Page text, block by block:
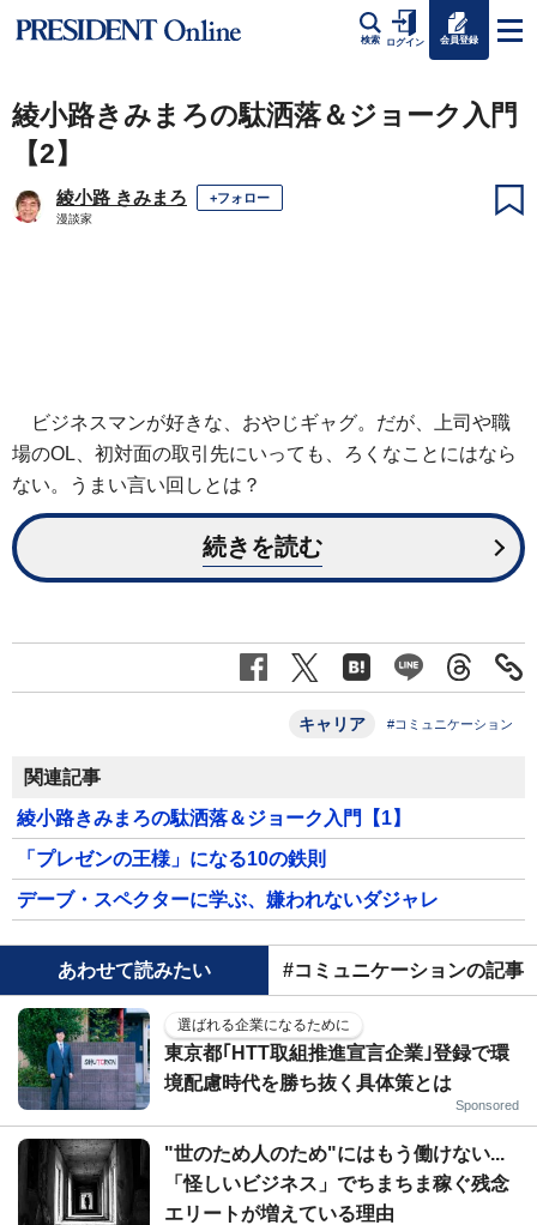
検索 ログイン 会員登録
綾小路きみまろの駄洒落＆ジョーク入門
【2】
綾小路 きみまろ +フォロー
漫談家
ビジネスマンが好きな、おやじギャグ。だが、上司や職
場のOL、初対面の取引先にいっても、ろくなことにはなら
ない。うまい言い回しとは？
続きを読む
キャリア #コミュニケーション
関連記事
綾小路きみまろの駄洒落＆ジョーク入門【1】
「プレゼンの王様」になる10の鉄則
デーブ・スペクターに学ぶ、嫌われないダジャレ
あわせて読みたい #コミュニケーションの記事
選ばれる企業になるために
東京都｢HTT取組推進宣言企業｣登録で環
境配慮時代を勝ち抜く具体策とは
Sponsored
"世のため人のため"にはもう働けない...
「怪しいビジネス」でちまちま稼ぐ残念
エリートが増えている理由